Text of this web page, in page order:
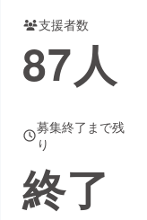
支援者数
87人
募集終了まで残
り
終了